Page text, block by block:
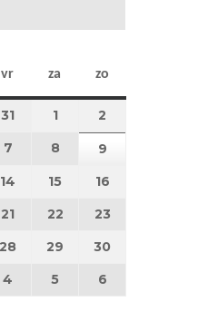
vr vrijdag
za zaterdag
zo
2026
31 31 juli 2026
11 augustus 2026
2
2026
7 7 augustus 2026
8 8 augustus 2026
9
2026 2026
14 14 augustus 2026
15 15 augustus 2026
16
2026 2026
21 21 augustus 2026
22 22 augustus 2026
23
2026 2026
28 28 augustus 2026
29 29 augustus 2026
30
2026 2026
4 4 september 2026
5 5 september 2026
6